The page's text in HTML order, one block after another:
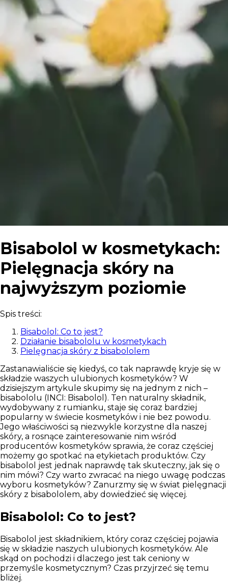
Bisabolol w kosmetykach:
Pielęgnacja skóry na
najwyższym poziomie
Spis treści:
Bisabolol: Co to jest?
Działanie bisabololu w kosmetykach
Pielęgnacja skóry z bisabololem
Zastanawialiście się kiedyś, co tak naprawdę kryje się w
składzie waszych ulubionych kosmetyków? W
dzisiejszym artykule skupimy się na jednym z nich –
bisabololu (INCI: Bisabolol). Ten naturalny składnik,
wydobywany z rumianku, staje się coraz bardziej
popularny w świecie kosmetyków i nie bez powodu.
Jego właściwości są niezwykle korzystne dla naszej
skóry, a rosnące zainteresowanie nim wśród
producentów kosmetyków sprawia, że coraz częściej
możemy go spotkać na etykietach produktów. Czy
bisabolol jest jednak naprawdę tak skuteczny, jak się o
nim mówi? Czy warto zwracać na niego uwagę podczas
wyboru kosmetyków? Zanurzmy się w świat pielęgnacji
skóry z bisabololem, aby dowiedzieć się więcej.
Bisabolol: Co to jest?
Bisabolol jest składnikiem, który coraz częściej pojawia
się w składzie naszych ulubionych kosmetyków. Ale
skąd on pochodzi i dlaczego jest tak ceniony w
przemyśle kosmetycznym? Czas przyjrzeć się temu
bliżej.